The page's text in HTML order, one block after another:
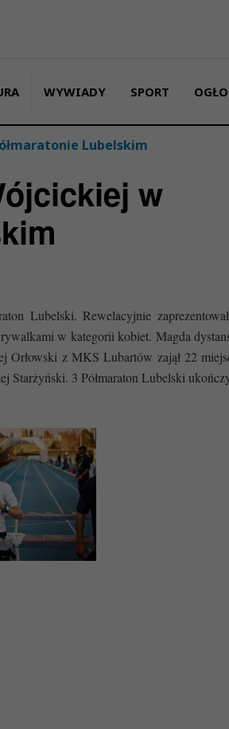
WYWIADY SPORT
Lubelskim
w
Lubelski. Rewelacyjnie zaprezentowa
rywalkami w kategorii kobiet. Magda
Orłowski z MKS Lubartów zajął 22
Starżyński. 3 Półmaraton Lubelski